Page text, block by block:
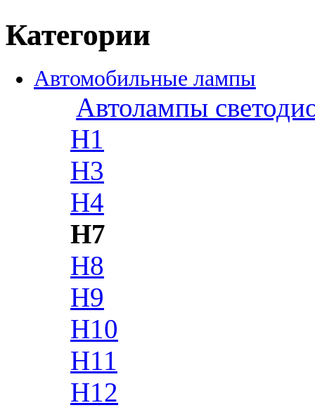
Категории
Автомобильные лампы
Автолампы
H1
H3
H4
H7
H8
H9
H10
H11
H12